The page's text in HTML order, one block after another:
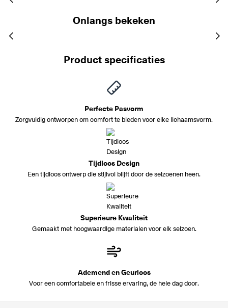
Onlangs bekeken
Product specificaties
Perfecte Pasvorm
Zorgvuldig ontworpen om comfort te bieden voor elke lichaamsvorm.
Tijdloos Design
Een tijdloos ontwerp die stijlvol blijft door de seizoenen heen.
Superieure Kwaliteit
Gemaakt met hoogwaardige materialen voor elk seizoen.
Ademend en Geurloos
Voor een comfortabele en frisse ervaring, de hele dag door.